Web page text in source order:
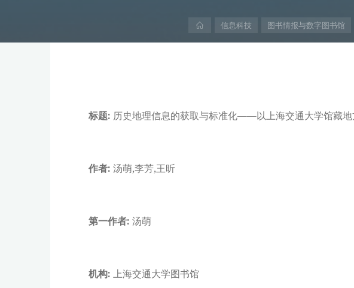
信息科技 图书情报与数字图书馆
标题: 历史地理信息的获取与标准化——以上海交通大学馆藏地
作者: 汤萌,李芳,王昕
第一作者: 汤萌
机构: 上海交通大学图书馆